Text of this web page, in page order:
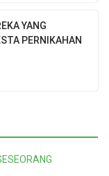
YANG
PERNIKAHAN